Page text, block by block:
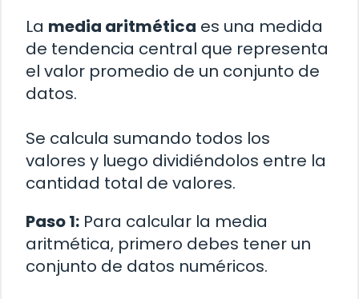
La media aritmética es una medida
de tendencia central que representa
el valor promedio de un conjunto de
datos.
Se calcula sumando todos los
valores y luego dividiéndolos entre la
cantidad total de valores.
Paso 1: Para calcular la media
aritmética, primero debes tener un
conjunto de datos numéricos.